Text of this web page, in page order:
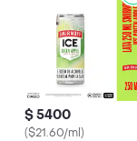
$ 5400
($21.60/ml)